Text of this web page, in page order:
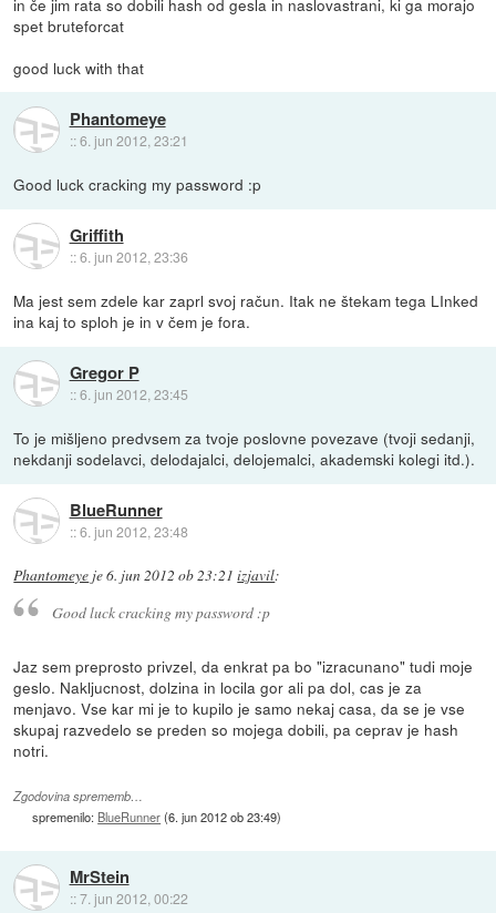
in če jim rata so dobili hash od gesla in naslovastrani, ki ga morajo
spet bruteforcat
good luck with that
Phantomeye
::6. jun 2012, 23:21
Good luck cracking my password :p
Griffith
::6. jun 2012, 23:36
Ma jest sem zdele kar zaprl svoj račun. Itak ne štekam tega LInked
ina kaj to sploh je in v čem je fora.
Gregor P
::6. jun 2012, 23:45
To je mišljeno predvsem za tvoje poslovne povezave (tvoji sedanji,
nekdanji sodelavci, delodajalci, delojemalci, akademski kolegi itd.).
BlueRunner
::6. jun 2012, 23:48
Phantomeye je6. jun 2012 ob 23:21 izjavil:
Good luck cracking my password :p
Jaz sem preprosto privzel, da enkrat pa bo "izracunano" tudi moje
geslo. Nakljucnost, dolzina in locila gor ali pa dol, cas je za
menjavo. Vse kar mi je to kupilo je samo nekaj casa, da se je vse
skupaj razvedelo se preden so mojega dobili, pa ceprav je hash
notri.
Zgodovina sprememb…
spremenilo: BlueRunner(6. jun 2012 ob 23:49)
MrStein
::7. jun 2012, 00:22